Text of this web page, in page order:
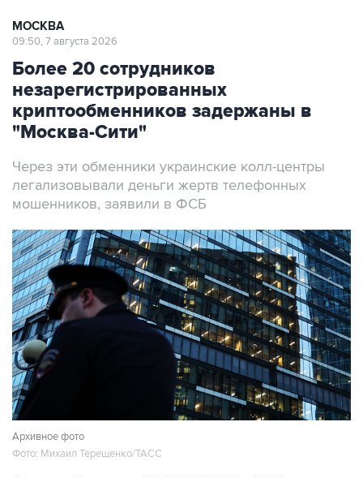
Более 20 сотрудников
незарегистрированных
криптообменников задержаны в
"Москва-Сити"
Через эти обменники украинские колл-центры
мошенников, заявили в ФСБ
Архивное фото
Фото: Михаил Терещенко/ТАСС
Москва. 7 августа. INTERFAX.RU - ФСБ